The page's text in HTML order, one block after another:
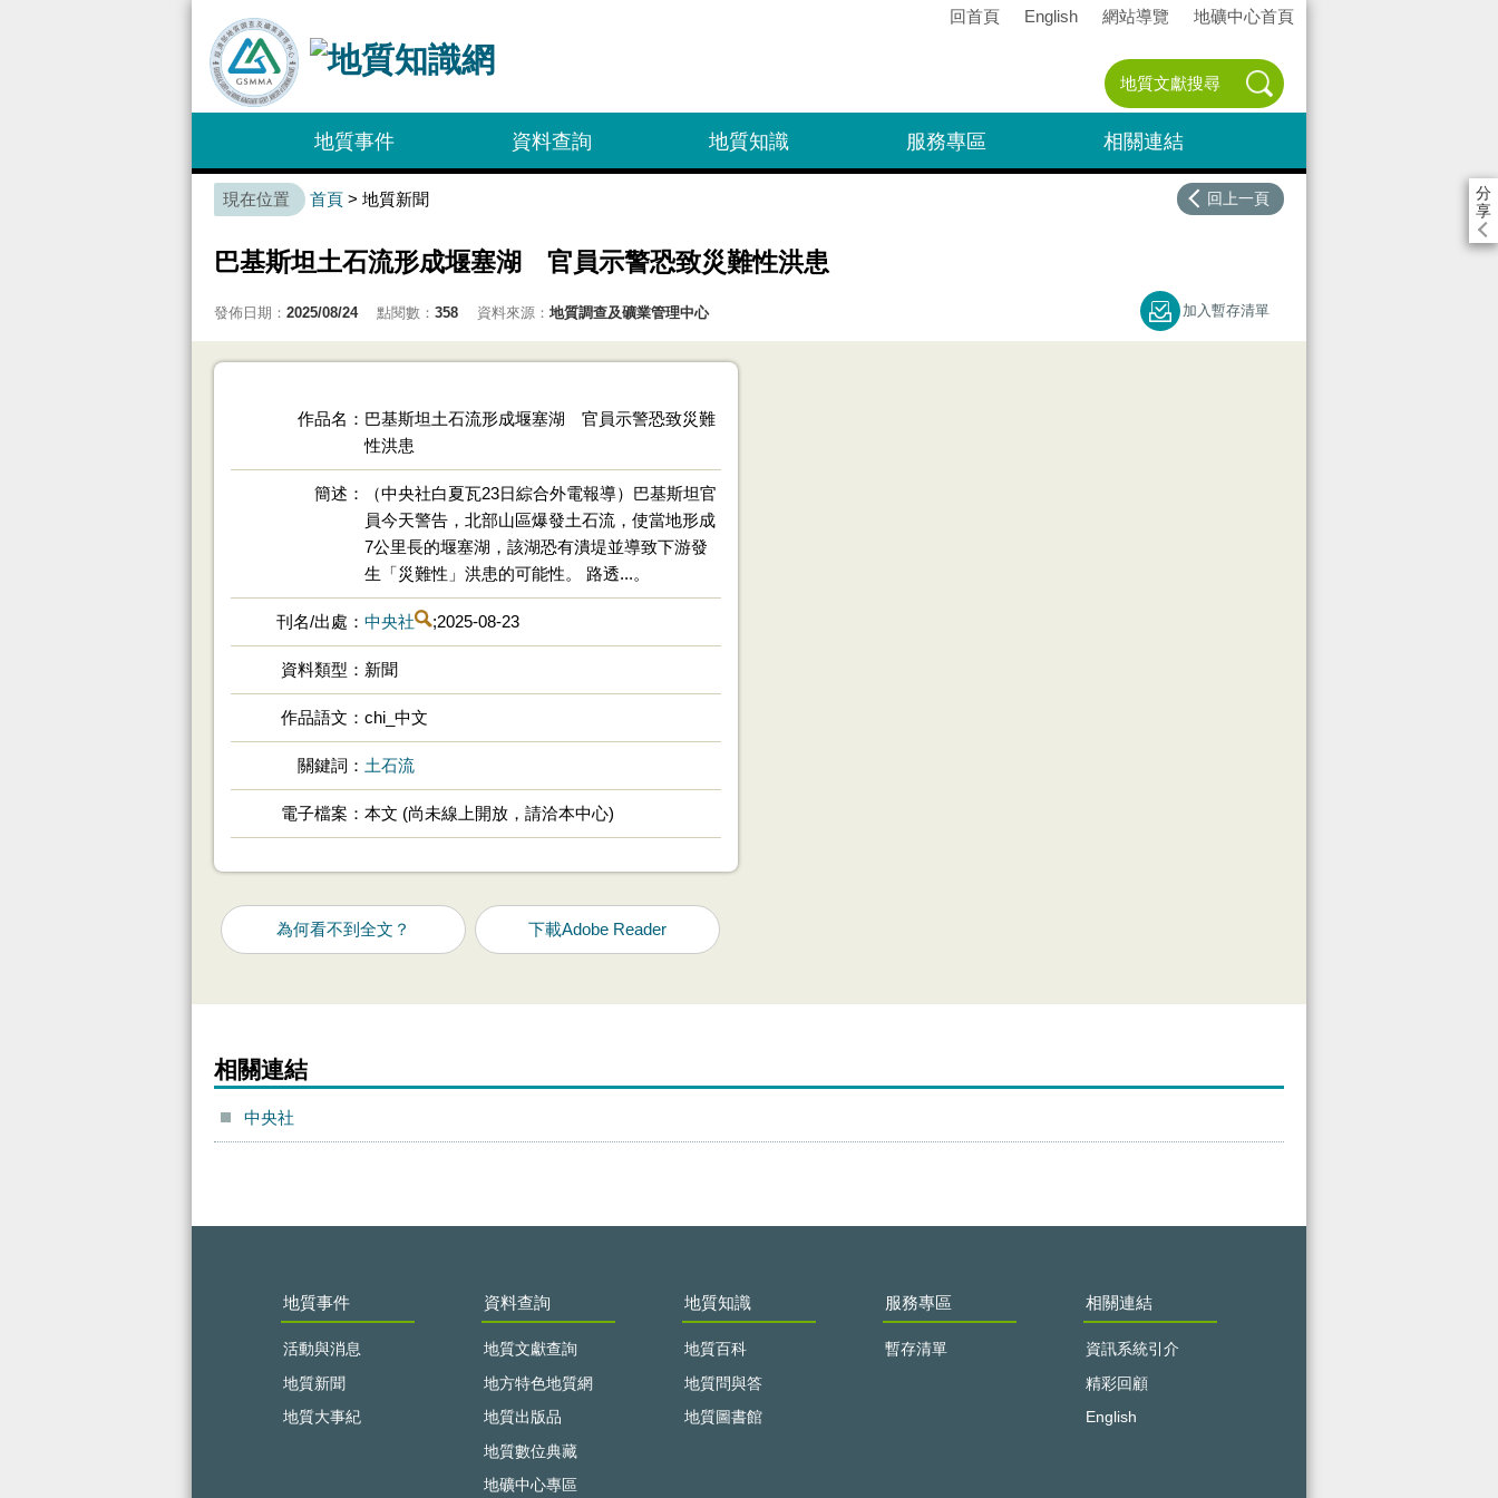
回首頁 English 網站導覽 地礦中心首頁
地質事件 資料查詢 地質知識 服務專區 相關連結
首頁> 地質新聞 回上一頁
巴基斯坦土石流形成堰塞湖 官員示警恐致災難性洪患
發佈日期： 2025/08/24 點閱數： 358 資料來源： 地質調查及礦業管理中心 加入暫存清單
作品名
巴基斯坦土石流形成堰塞湖 官員示警恐致災難
性洪患
簡述
（中央社白夏瓦23日綜合外電報導）巴基斯坦官
員今天警告，北部山區爆發土石流，使當地形成
7公里長的堰塞湖，該湖恐有潰堤並導致下游發
生「災難性」洪患的可能性。 路透...。
刊名/出處 中央社 ;2025-08-23
資料類型 新聞
作品語文 chi_中文
關鍵詞 土石流
電子檔案 本文 (尚未線上開放，請洽本中心)
為何看不到全文？ 下載Adobe Reader
相關連結
中央社
分
享
地質事件
活動與消息
地質新聞
地質大事紀
資料查詢
地質文獻查詢
地方特色地質網
地質出版品
地質數位典藏
地礦中心專區
地質知識
地質百科
地質問與答
地質圖書館
服務專區
暫存清單
相關連結
資訊系統引介
精彩回顧
English